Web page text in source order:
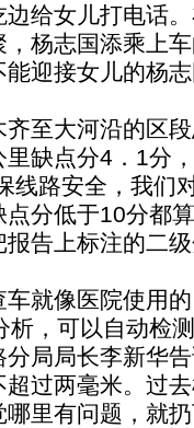
给女儿打电话
杨志国添乘上
迎接女儿的杨
大河沿的区段
缺点分4．1分
线路安全，我们
点分低于10分都
告上标注的二
像医院使用的
析，可以自动检
局局长李新华
过两毫米。过
哪里有问题，就